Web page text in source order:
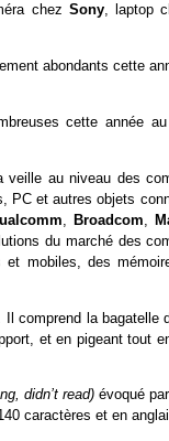
chez Sony, laptop
abondants cette
cette année
au niveau des
PC et autres objets
Broadcom
du marché des
mobiles, des
comprend la
et en pigeant tout
didn’t read)évoqué
caractères et en